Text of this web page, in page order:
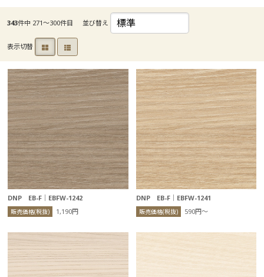
343件中 271〜300件目 並び替え
表示切替
DNP EB-F｜EBFW-1242
販売価格(税抜) 1,190円
DNP EB-F｜EBFW-1241
販売価格(税抜) 590円〜